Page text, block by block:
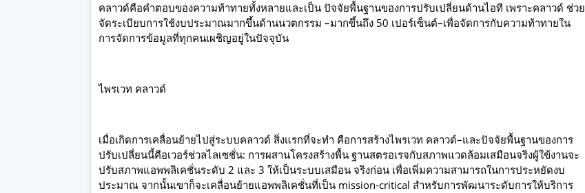
คลาวด์คือคำตอบของความท้าทายทั้งหลายและเป็น ปัจจัยพื้นฐานของการปรับเปลี่ยนด้านไอที เพราะคลาวด์ ช่วย
จัดระเบียบการใช้งบประมาณมากขึ้นด้านนวตกรรม –มากขึ้นถึง 50 เปอร์เซ็นต์–เพื่อจัดการกับความท้าทายใน
การจัดการข้อมูลที่ทุกคนเผชิญอยู่ในปัจจุบัน
ไพรเวท คลาวด์
เมื่อเกิดการเคลื่อนย้ายไปสู่ระบบคลาวด์ สิ่งแรกที่จะทำ คือการสร้างไพรเวท คลาวด์–และปัจจัยพื้นฐานของการ
ปรับเปลี่ยนนี้คือเวอร์ช่วลไลเซชั่น: การผสานโครงสร้างพื้น ฐานสตรอเรจกับสภาพแวดล้อมเสมือนจริงผู้ใข้งานจะ
ปรับสภาพแอพพลิเคชั่นระดับ 2 และ 3 ให้เป็นระบบเสมือน จริงก่อน เพื่อเพิ่มความสามารถในการประหยัดงบ
ประมาณ จากนั้นเขาก็จะเคลื่อนย้ายแอพพลิเคชั่นที่เป็น mission-critical สำหรับการพัฒนาระดับการให้บริการ